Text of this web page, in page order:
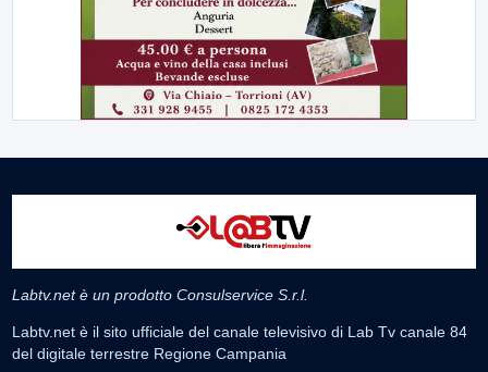
Labtv.net è un prodotto Consulservice S.r.l.
Labtv.net è il sito ufficiale del canale televisivo di Lab Tv canale 84
del digitale terrestre Regione Campania